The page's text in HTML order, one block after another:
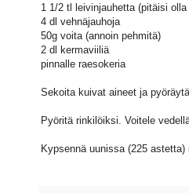
1 1/2 tl leivinjauhetta (pitäisi
4 dl vehnäjauhoja
50g voita (annoin pehmitä)
2 dl kermaviiliä
pinnalle raesokeria
Sekoita kuivat aineet ja
Pyöritä rinkilöiksi. Voitele
Kypsennä uunissa (225 astetta)